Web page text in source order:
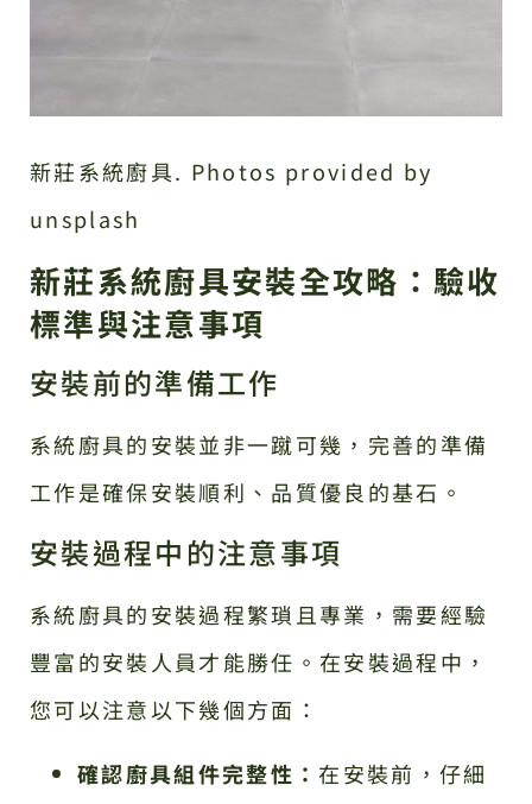
新莊系統廚具. Photos provided by
unsplash
新莊系統廚具安裝全攻略：驗收
標準與注意事項
安裝前的準備工作
系統廚具的安裝並非一蹴可幾，完善的準備
工作是確保安裝順利、品質優良的基石。
安裝過程中的注意事項
系統廚具的安裝過程繁瑣且專業，需要經驗
豐富的安裝人員才能勝任。在安裝過程中，
您可以注意以下幾個方面：
確認廚具組件完整性： 在安裝前，仔細